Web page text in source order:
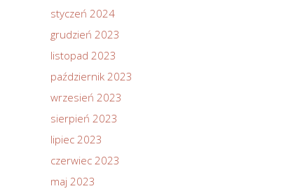
styczeń 2024
grudzień 2023
listopad 2023
październik 2023
wrzesień 2023
sierpień 2023
lipiec 2023
czerwiec 2023
maj 2023